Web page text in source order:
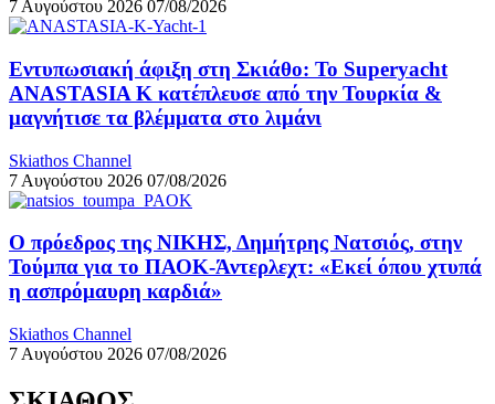
7 Αυγούστου 2026 07/08/2026
Εντυπωσιακή άφιξη στη Σκιάθο: Το Superyacht
ANASTASIA K κατέπλευσε από την Τουρκία &
μαγνήτισε τα βλέμματα στο λιμάνι
Skiathos Channel
7 Αυγούστου 2026 07/08/2026
Ο πρόεδρος της ΝΙΚΗΣ, Δημήτρης Νατσιός, στην
Τούμπα για το ΠΑΟΚ-Άντερλεχτ: «Εκεί όπου χτυπά
η ασπρόμαυρη καρδιά»
Skiathos Channel
7 Αυγούστου 2026 07/08/2026